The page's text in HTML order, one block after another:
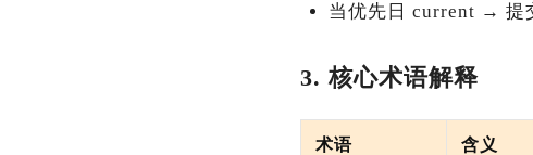
当优先日 current → 提
3. 核心术语解释
术语 含义